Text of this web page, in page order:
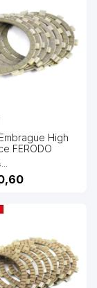
High
FERODO